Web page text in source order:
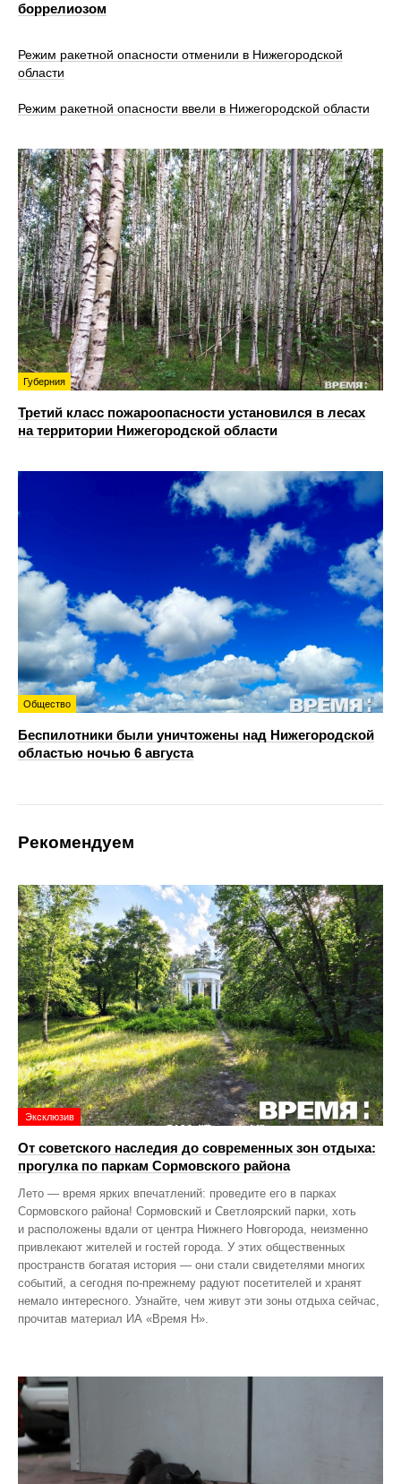
боррелиозом
Режим ракетной опасности отменили в Нижегородской
области
Режим ракетной опасности ввели в Нижегородской области
Губерния
Третий класс пожароопасности установился в лесах
на территории Нижегородской области
Общество
Беспилотники были уничтожены над Нижегородской
областью ночью 6 августа
Рекомендуем
Эксклюзив
От советского наследия до современных зон отдыха:
прогулка по паркам Сормовского района
Лето — время ярких впечатлений: проведите его в парках
Сормовского района! Сормовский и Светлоярский парки, хоть
и расположены вдали от центра Нижнего Новгорода, неизменно
привлекают жителей и гостей города. У этих общественных
пространств богатая история — они стали свидетелями многих
событий, а сегодня по‑прежнему радуют посетителей и хранят
немало интересного. Узнайте, чем живут эти зоны отдыха сейчас,
прочитав материал ИА «Время Н».